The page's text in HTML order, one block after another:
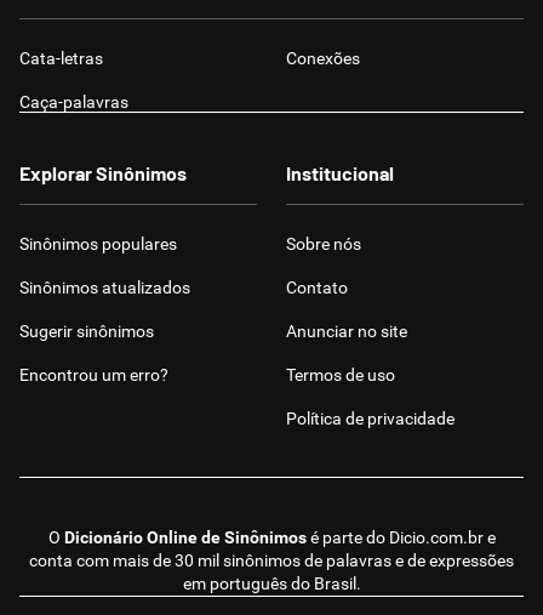
Cata-letras Conexões
Caça-palavras
O Dicionário Online de Sinônimosé parte do Dicio.com.bre
conta com mais de 30 mil sinônimos de palavras e de expressões
em português do Brasil.
Explorar Sinônimos
Sinônimos populares
Sinônimos atualizados
Sugerir sinônimos
Encontrou um erro?
Institucional
Sobre nós
Contato
Anunciar no site
Termos de uso
Política de privacidade